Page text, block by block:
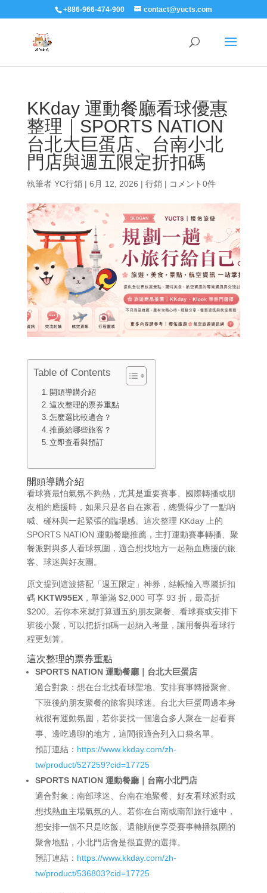
+886-966-474-900 contact@yucts.com
KKday 運動餐廳看球優惠
整理｜SPORTS NATION
台北大巨蛋店、台南小北
門店與週五限定折扣碼
執筆者 YC行銷| 6月 12, 2026 | 行銷| コメント0件
Table of Contents
開頭導購介紹
這次整理的票券重點
怎麼選比較適合？
推薦給哪些旅客？
立即查看與預訂
開頭導購介紹
看球賽最怕氣氛不夠熱，尤其是重要賽事、國際轉播或朋
友相約應援時，如果只是各自在家看，總覺得少了一點吶
喊、碰杯與一起緊張的臨場感。這次整理 KKday 上的
SPORTS NATION 運動餐廳推薦，主打運動賽事轉播、聚
餐派對與多人看球氛圍，適合想找地方一起熱血應援的旅
客、球迷與好友團。
原文提到這波搭配「週五限定」神券，結帳輸入專屬折扣
碼 KKTW95EX，單筆滿 $2,000 可享 93 折，最高折
$200。若你本來就打算週五約朋友聚餐、看球賽或安排下
班後小聚，可以把折扣碼一起納入考量，讓用餐與看球行
程更划算。
這次整理的票券重點
SPORTS NATION 運動餐廳｜台北大巨蛋店
適合對象：想在台北找看球聖地、安排賽事轉播聚會、
下班後約朋友聚餐的旅客與球迷。台北大巨蛋周邊本身
就很有運動氛圍，若你要找一個適合多人聚在一起看賽
事、邊吃邊聊的地方，這間很適合列入口袋名單。
預訂連結： https://www.kkday.com/zh-
tw/product/527259?cid=17725
SPORTS NATION 運動餐廳｜台南小北門店
適合對象：南部球迷、台南在地聚餐、好友看球派對或
想找熱血主場氣氛的人。若你在台南或南部旅行途中，
想安排一個不只是吃飯、還能順便享受賽事轉播氛圍的
聚會地點，小北門店會是很直覺的選擇。
預訂連結： https://www.kkday.com/zh-
tw/product/536803?cid=17725